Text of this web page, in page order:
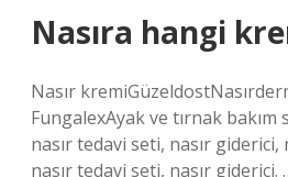
Nasıra hangi
Nasır
FungalexAyak ve tırnak bakım
nasır tedavi seti, nasır giderici,
nasır tedavi seti, nasır